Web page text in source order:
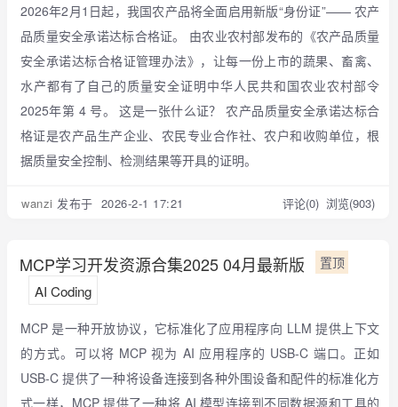
2026年2月1日起，我国农产品将全面启用新版“身份证”—— 农产
品质量安全承诺达标合格证。 由农业农村部发布的《农产品质量
安全承诺达标合格证管理办法》，让每一份上市的蔬果、畜禽、
水产都有了自己的质量安全证明中华人民共和国农业农村部令
2025年第 4 号。 这是一张什么证？ 农产品质量安全承诺达标合
格证是农产品生产企业、农民专业合作社、农户和收购单位，根
据质量安全控制、检测结果等开具的证明。
wanzi 发布于 2026-2-1 17:21 评论(0) 浏览(903)
MCP学习开发资源合集2025 04月最新版 置顶
AI Coding
MCP 是一种开放协议，它标准化了应用程序向 LLM 提供上下文
的方式。可以将 MCP 视为 AI 应用程序的 USB-C 端口。正如
USB-C 提供了一种将设备连接到各种外围设备和配件的标准化方
式一样，MCP 提供了一种将 AI 模型连接到不同数据源和工具的